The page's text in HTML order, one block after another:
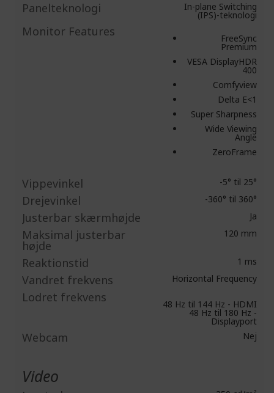
Panelteknologi In-plane Switching
(IPS)-teknologi
Monitor Features FreeSync
Premium
VESA DisplayHDR
400
Comfyview
Delta E<1
Super Sharpness
Wide Viewing
Angle
ZeroFrame
Vippevinkel -5° til 25°
Drejevinkel -360° til 360°
Justerbar skærmhøjde Ja
Maksimal justerbar
højde
120 mm
Reaktionstid 1 ms
Vandret frekvens Horizontal Frequency
Lodret frekvens 48 Hz til 144 Hz - HDMI
48 Hz til 180 Hz -
Displayport
Webcam Nej
Video